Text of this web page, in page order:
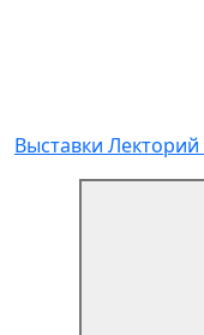
Выставки Лекторий